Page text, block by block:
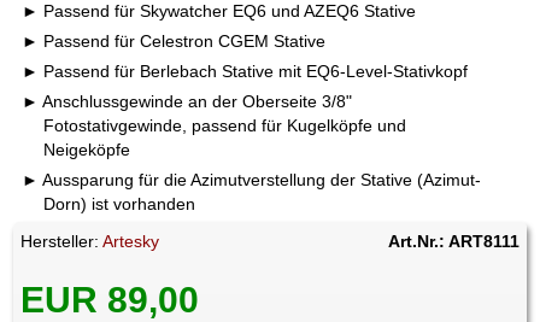
Passend für Skywatcher EQ6 und AZEQ6 Stative
Passend für Celestron CGEM Stative
Passend für Berlebach Stative mit EQ6-Level-Stativkopf
Anschlussgewinde an der Oberseite 3/8"
Fotostativgewinde, passend für Kugelköpfe und
Neigeköpfe
Aussparung für die Azimutverstellung der Stative (Azimut-
Dorn) ist vorhanden
Hersteller:Artesky Art.Nr.: ART8111
EUR 89,00